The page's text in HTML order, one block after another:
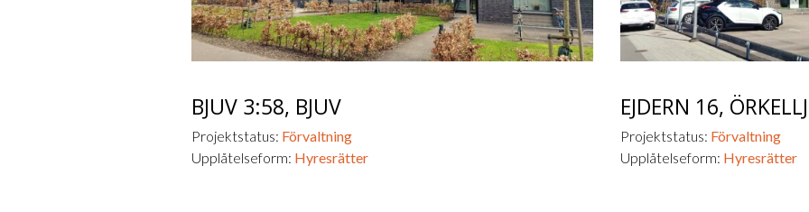
BJUV 3:58, BJUV
Projektstatus: Förvaltning
Upplåtelseform: Hyresrätter
EJDERN 16,
Projektstatus: Förvaltning
Upplåtelseform: Hyresrätter